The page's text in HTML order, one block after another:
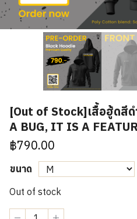
[Out of Stock]เสื้อฮู้ดสี
A BUG, IT IS A
฿790.00
ขนาด
Out of stock